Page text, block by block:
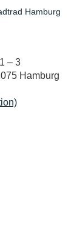
Hamburg
– 3
Hamburg